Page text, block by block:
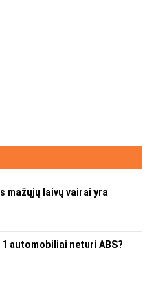
mažųjų laivų vairai yra
automobiliai neturi ABS?